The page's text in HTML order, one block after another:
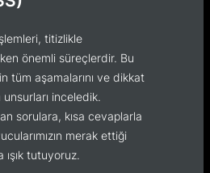
titizlikle
önemli süreçlerdir. Bu
tüm aşamalarını ve dikkat
inceledik.
sorulara, kısa cevaplarla
merak ettiği
tutuyoruz.